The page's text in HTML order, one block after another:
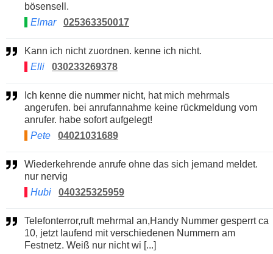
bösensell.
Elmar
025363350017
Kann ich nicht zuordnen. kenne ich nicht.
Elli
030233269378
angerufen. bei anrufannahme keine rückmeldung vom
anrufer. habe sofort aufgelegt!
Pete
04021031689
Wiederkehrende anrufe ohne das sich jemand meldet.
nur nervig
Hubi
040325325959
Telefonterror,ruft mehrmal an,Handy Nummer gesperrt ca
10, jetzt laufend mit verschiedenen Nummern am
Festnetz. Weiß nur nicht wi [...]